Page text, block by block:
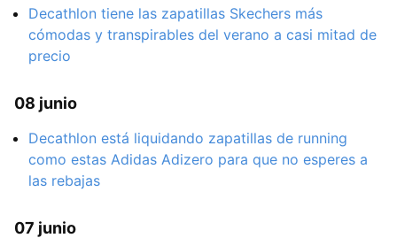
Decathlon tiene las zapatillas Skechers más
cómodas y transpirables del verano a casi mitad de
precio
08 junio
Decathlon está liquidando zapatillas de running
como estas Adidas Adizero para que no esperes a
las rebajas
07 junio